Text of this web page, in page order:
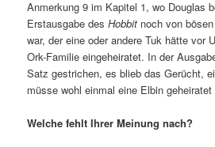
Anmerkung 9 im Kapitel 1, wo Douglas
Erstausgabe desHobbit noch von
war, der eine oder andere Tuk hätte vor
Ork-Familie eingeheiratet. In der
Satz gestrichen, es blieb das Gerücht,
müsse wohl einmal eine Elbin geheiratet
Welche fehlt Ihrer Meinung nach?